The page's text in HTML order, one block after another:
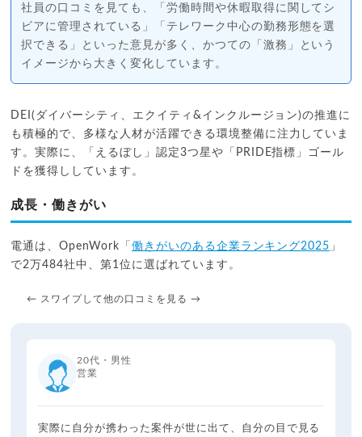
社員の口コミを見ても、「労働時間や休暇取得に関してシ
ビアに管理されている」「テレワーク中心の勤務形態を選
択できる」といった意見が多く、かつての「激務」という
イメージから大きく変化しています。
DEI(ダイバーシティ、エクイティ&インクルージョン)の推進に
も積極的で、多様な人材が活躍できる環境整備に注力していま
す。実際に、「えるぼし」認定3つ星や「PRIDE指標」ゴール
ドを獲得ししています。
成長・働きがい
電通は、OpenWork「 働きがいのある企業ランキング2025 」
で2万484社中、第1位に選ばれています。
← スワイプして他の口コミを見る →
20代・男性
営業
実際に自分が携わった案件が世に出て、自分の目で見る